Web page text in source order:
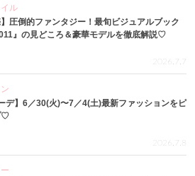
ル
】圧倒的ファンタジー！最旬ビジュアルブック
011』の見どころ＆豪華モデルを徹底解説♡
2026.7.7
デ】6／30(火)〜7／4(土)最新ファッションをピ
♡
2026.7.8